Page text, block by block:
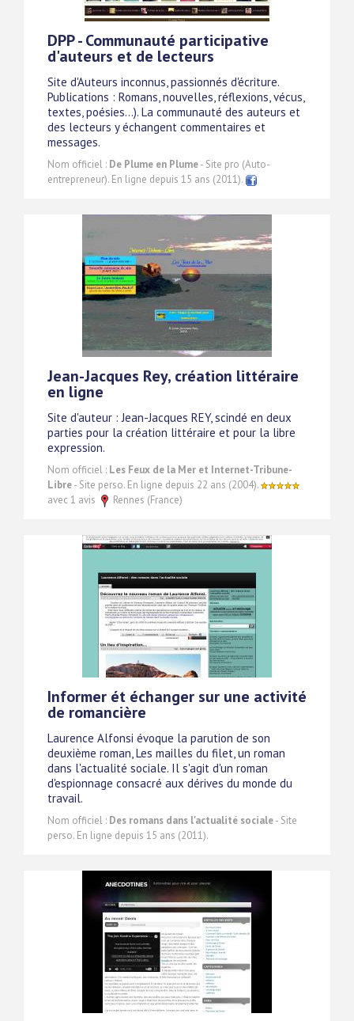
DPP - Communauté participative
d'auteurs et de lecteurs
Site d'Auteurs inconnus, passionnés d'écriture.
Publications : Romans, nouvelles, réflexions, vécus,
textes, poésies...). La communauté des auteurs et
des lecteurs y échangent commentaires et
messages.
Nom officiel : De Plume en Plume- Site pro (Auto-
entrepreneur). En ligne depuis 15 ans (2011).
Jean-Jacques Rey, création littéraire
en ligne
Site d'auteur : Jean-Jacques REY, scindé en deux
parties pour la création littéraire et pour la libre
expression.
Nom officiel : Les Feux de la Mer et Internet-Tribune-
Libre- Site perso. En ligne depuis 22 ans (2004).
avec 1 avis
Rennes (France)
Informer ét échanger sur une activité
de romancière
Laurence Alfonsi évoque la parution de son
deuxième roman, Les mailles du filet, un roman
dans l'actualité sociale. Il s'agit d'un roman
d'espionnage consacré aux dérives du monde du
travail.
Nom officiel : Des romans dans l'actualité sociale- Site
perso. En ligne depuis 15 ans (2011).